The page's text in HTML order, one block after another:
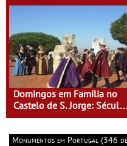
Domingos em Família no
Castelo de S. Jorge: Século
XVI - Tempo de Mulheres -
Monumentos em Portugal (346